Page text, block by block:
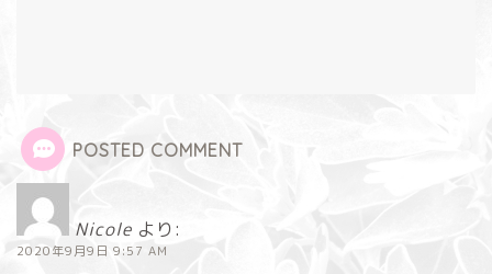
POSTED COMMENT
Nicole より:
2020年9月9日 9:57 AM